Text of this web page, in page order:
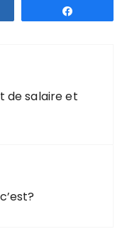
de salaire et